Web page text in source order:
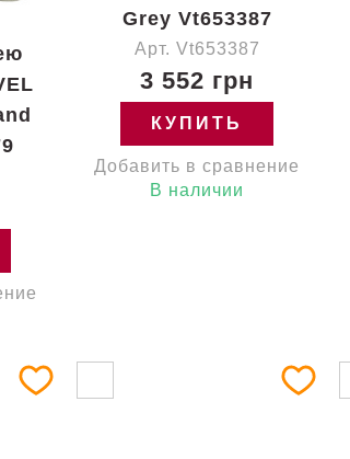
Grey Vt653387
Арт. Vt653387
3 552 грн
КУПИТЬ
Добавить в сравнение
В наличии